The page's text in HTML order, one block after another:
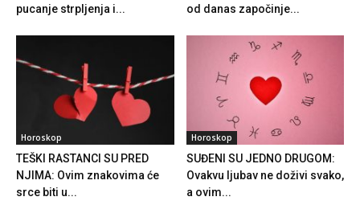
pucanje strpljenja i...
od danas započinje...
Horoskop
TEŠKI RASTANCI SU PRED
NJIMA: Ovim znakovima će
srce biti u...
Horoskop
SUĐENI SU JEDNO DRUGOM:
Ovakvu ljubav ne doživi svako,
a ovim...